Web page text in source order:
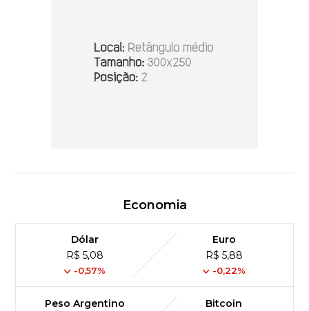
Economia
Dólar
R$ 5,08
-0,57%
Euro
R$ 5,88
-0,22%
Peso Argentino
Bitcoin